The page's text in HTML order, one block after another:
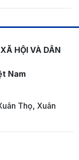
HỘI VÀ DÂN
Nam
Thọ, Xuân